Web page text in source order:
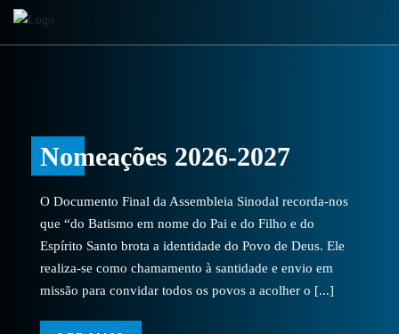
Nomeações 2026-2027
O Documento Final da Assembleia Sinodal recorda-nos
que “do Batismo em nome do Pai e do Filho e do
Espírito Santo brota a identidade do Povo de Deus. Ele
realiza-se como chamamento à santidade e envio em
missão para convidar todos os povos a acolher o [...]